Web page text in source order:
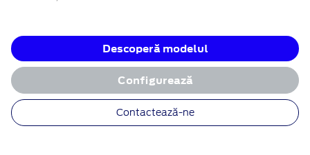
Descoperă modelul
Configurează
Contactează-ne